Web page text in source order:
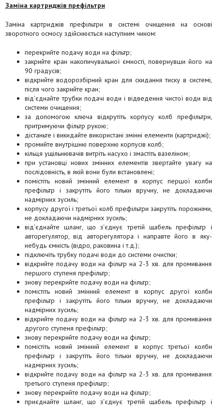
Заміна картриджів префільтри
Заміна картриджів префільтри в системі очищення на основі
зворотного осмосу здійснюється наступним чином:
перекрийте подачу води на фільтр;
закрийте кран накопичувальної ємності, повернувши його на
90 градусів;
відкрийте водорозбірний кран для скидання тиску в системі,
після чого закрийте кран;
від'єднайте трубки подачі води і відведення чистої води від
системи очищення;
за допомогою ключа відкрутіть корпусу колб префільтри,
притримуючи фільтр рукою;
дістаньте і викидайте використані змінні елементи (картриджі);
промийте внутрішню поверхню корпусів колб;
кільця ущільнювачів витріть насухо і змастіть вазеліном;
при установці нових змінних елементів звертайте увагу на
послідовність, в якій вони були встановлені;
помістіть новий змінний елемент в корпус першої колби
префільтр і закрутіть його тільки вручну, не докладаючи
надмірних зусиль;
корпусу другої і третьої колб префільтри закрутіть порожніми,
не докладаючи надмірних зусиль;
від'єднайте шланг, що з'єднує третій щабель префільтр і
авторегулятор, від авторегулятора і направте його в яку-
небудь ємність (відро, раковина і т.д.);
підключіть трубку подачі води до системи очистки;
відкрийте подачу води на фільтр на 2-3 хв. для промивання
першого ступеня префільтр;
знову перекрийте подачу води на фільтр;
помістіть новий змінний елемент в корпус другої колби
префільтр і закрутіть його тільки вручну, не докладаючи
надмірних зусиль;
відкрийте подачу води на фільтр на 2-3 хв. для промивання
другого ступеня префільтр;
знову перекрийте подачу води на фільтр;
помістіть новий змінний елемент в корпус третьої колби
префільтр і закрутіть його тільки вручну, не докладаючи
надмірних зусиль;
відкрийте подачу води на фільтр на 2-3 хв. для промивання
третього ступеня префільтр;
знову перекрийте подачу води на фільтр;
приєднайте шланг, що з'єднує третій щабель префільтр і